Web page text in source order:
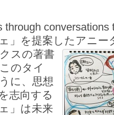
through conversations
」を提案したアニ
スの著書
のタイ
に、思想
志向する
」は未来